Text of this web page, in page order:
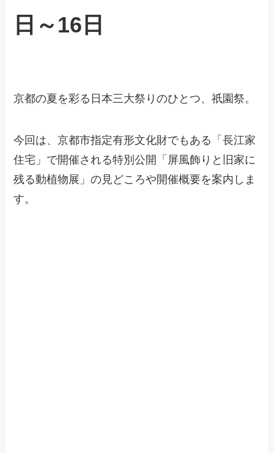
日～16日
京都の夏を彩る日本三大祭りのひとつ、祇園祭。
今回は、京都市指定有形文化財でもある「長江家
住宅」で開催される特別公開「屏風飾りと旧家に
残る動植物展」の見どころや開催概要を案内しま
す。